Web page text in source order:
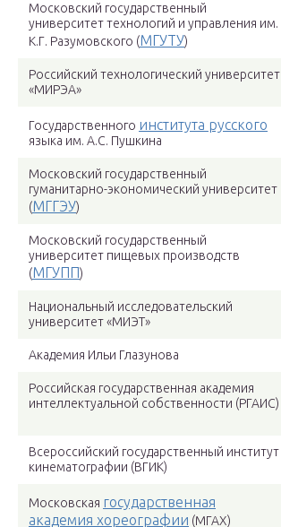
Московский государственный
университет технологий и управления им.
К.Г. Разумовского (МГУТУ)
Российский технологический университет
«МИРЭА»
Государственного института русского
языка им. А.С. Пушкина
Московский государственный
гуманитарно-экономический университет
(МГГЭУ)
Московский государственный
университет пищевых производств
(МГУПП)
Национальный исследовательский
университет «МИЭТ»
Академия Ильи Глазунова
Российская государственная академия
интеллектуальной собственности (РГАИС)
Всероссийский государственный институт
кинематографии (ВГИК)
Московская государственная
академия хореографии (МГАХ)